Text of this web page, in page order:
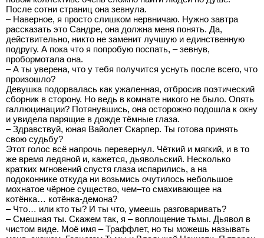
После сотни страниц она зевнула.
– Наверное, я просто слишком нервничаю. Нужно завтра
рассказать это Сандре, она должна меня понять. Да,
действительно, никто не заменит лучшую и единственную
подругу. А пока что я попробую поспать, – зевнув,
пробормотала она.
– А ты уверена, что у тебя получится уснуть после всего, что
произошло?
Девушка подорвалась как ужаленная, отбросив поэтический
сборник в сторону. Но ведь в комнате никого не было. Опять
галлюцинации? Потянувшись, она осторожно подошла к окну
и увидела парящие в дожде тёмные глаза.
– Здравствуй, юная Вайолет Скарпер. Ты готова принять
свою судьбу?
Этот голос всё напрочь перевернул. Чёткий и мягкий, и в то
же время ледяной и, кажется, дьявольский. Несколько
кратких мгновений спустя глаза испарились, а на
подоконнике откуда ни возьмись очутилось небольшое
мохнатое чёрное существо, чем–то смахивающее на
котёнка… котёнка-демона?
– Что… или кто ты? И ты что, умеешь разговаривать?
– Смешная ты. Скажем так, я – воплощение тьмы. Дьявол в
чистом виде. Моё имя – Траффлет, но ты можешь называть